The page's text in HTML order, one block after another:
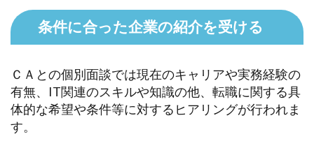
条件に合った企業の紹介を受ける
ＣＡとの個別面談では現在のキャリアや実務経験の
有無、IT関連のスキルや知識の他、転職に関する具
体的な希望や条件等に対するヒアリングが行われま
す。